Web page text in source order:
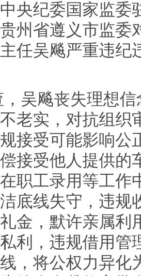
央纪委国家监委
州省遵义市监委
任吴飚严重违纪
飚丧失理想信
老实，对抗组织
接受可能影响公
接受他人提供的
职工录用等工作
底线失守，违规
金，默许亲属利
利，违规借用管
，将公权力异化